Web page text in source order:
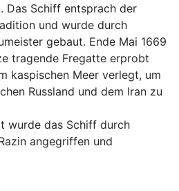
Das Schiff entsprach der
und wurde durch
gebaut. Ende Mai 1669
tragende Fregatte erprobt
kaspischen Meer verlegt, um
Russland und dem Iran zu
wurde das Schiff durch
angegriffen und